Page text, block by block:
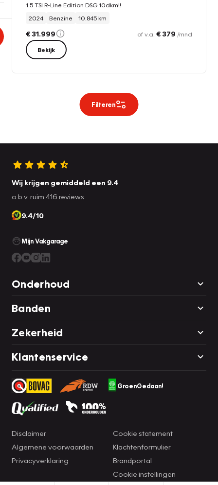
1.5 TSI R-Line Edition DSG 10dkm!!
2024
Benzine 10.845 km
€ 31.999 of v.a. € 379 /mnd
Bekijk
Filteren
Wij krijgen gemiddeld een 9.4
o.b.v. ruim 416 reviews
9.4/10
Mijn Vakgarage
Onderhoud
Banden
Zekerheid
Klantenservice
GroenGedaan!
Disclaimer
Algemene voorwaarden
Privacyverklaring
Cookie statement
Klachtenformulier
Brandportal
Cookie instellingen